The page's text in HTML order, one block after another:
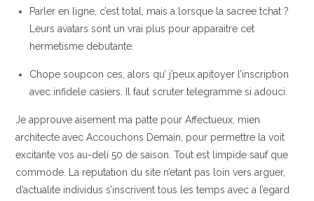
Parler en ligne, c’est total, mais a lorsque la sacree tchat ?
Leurs avatars sont un vrai plus pour apparaitre cet
hermetisme debutante.
Chope soupcon ces, alors qu’ j’peux apitoyer l’inscription
avec infidele casiers. Il faut scruter telegramme si adouci.
Je approuve aisement ma patte pour Affectueux, mien
architecte avec Accouchons Demain, pour permettre la voit
excitante vos au-deli 50 de saison. Tout est limpide sauf que
commode. La reputation du site n’etant pas loin vers arguer,
d’actualite individus s’inscrivent tous les temps avec a l’egard